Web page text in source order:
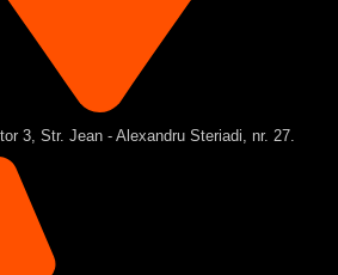
3, Str. Jean - Alexandru Steriadi, nr. 27.